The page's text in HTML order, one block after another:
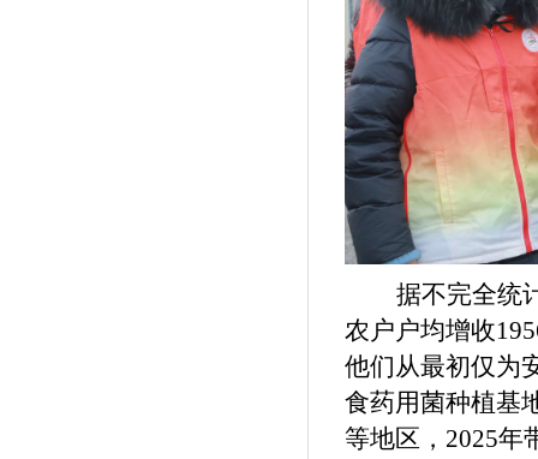
据不完全统
农户户均增收
他们从最初仅为
食药用菌种植基
等地区，2025年